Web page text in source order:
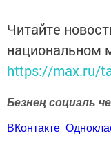
Читайте
национальном
https://max.ru/
Безнең социаль
ВКонтакте